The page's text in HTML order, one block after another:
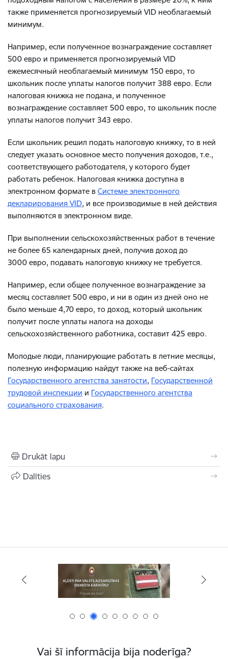
также применяется прогнозируемый VID необлагаемый
минимум.
Например, если полученное вознаграждение составляет
500 евро и применяется прогнозируемый VID
ежемесячный необлагаемый минимум 150 евро, то
школьник после уплаты налогов получит 388 евро. Если
налоговая книжка не подана, и полученное
вознаграждение составляет 500 евро, то школьник после
уплаты налогов получит 343 евро.
Если школьник решил подать налоговую книжку, то в ней
следует указать основное место получения доходов, т.е.,
соответствующего работодателя, у которого будет
работать ребенок. Налоговая книжка доступна в
электронном формате в Системе электронного
декларирования VID, и все производимые в ней действия
выполняются в электронном виде.
При выполнении сельскохозяйственных работ в течение
не более 65 календарных дней, получив доход до
3000 евро, подавать налоговую книжку не требуется.
Например, если общее полученное вознаграждение за
месяц составляет 500 евро, и ни в один из дней оно не
было меньше 4,70 евро, то доход, который школьник
получит после уплаты налога на доходы
сельскохозяйственного работника, составит 425 евро.
Молодые люди, планирующие работать в летние месяцы,
полезную информацию найдут также на веб-сайтах
Государственного агентства занятости, Государственной
трудовой инспекции и Государственного агентства
социального страхования.
Drukāt lapu
Dalīties
Vai šī informācija bija noderīga?